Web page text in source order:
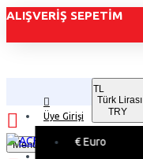
ALIŞVERIŞ SEPETIM
Üye Girişi
TL
Türk Lirası
TRY
€Euro
Menu